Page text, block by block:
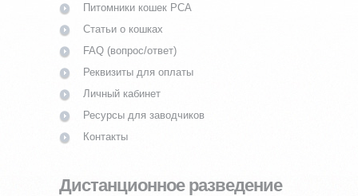
Питомники кошек PCA
Статьи о кошках
FAQ (вопрос/ответ)
Реквизиты для оплаты
Личный кабинет
Ресурсы для заводчиков
Контакты
Дистанционное разведение